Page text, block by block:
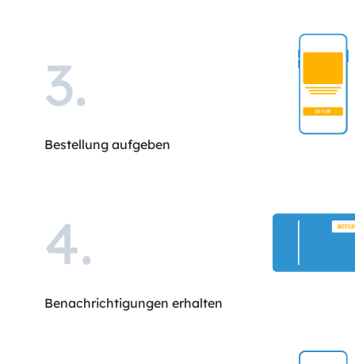
3.
Bestellung aufgeben
4.
Benachrichtigungen erhalten